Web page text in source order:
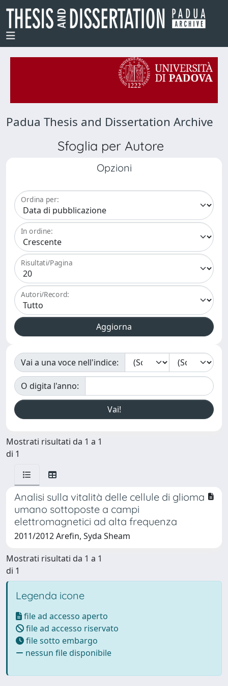
Padua Thesis and Dissertation Archive
Sfoglia per Autore
Opzioni
Ordina per:
In ordine:
Risultati/Pagina
Autori/Record:
Vai a una voce nell'indice:
O digita l'anno:
Mostrati risultati da 1 a 1
di 1
Analisi sulla vitalità delle cellule di glioma
umano sottoposte a campi
elettromagnetici ad alta frequenza
2011/2012 Arefin, Syda Sheam
Mostrati risultati da 1 a 1
di 1
Legenda icone
file ad accesso aperto
file ad accesso riservato
file sotto embargo
nessun file disponibile